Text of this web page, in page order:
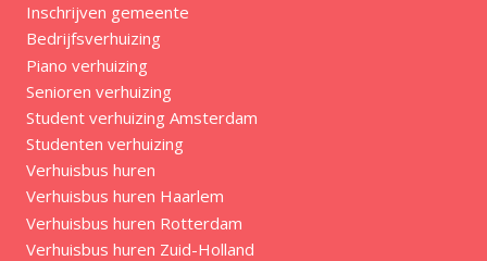
Inschrijven gemeente
Bedrijfsverhuizing
Piano verhuizing
Senioren verhuizing
Student verhuizing Amsterdam
Studenten verhuizing
Verhuisbus huren
Verhuisbus huren Haarlem
Verhuisbus huren Rotterdam
Verhuisbus huren Zuid-Holland